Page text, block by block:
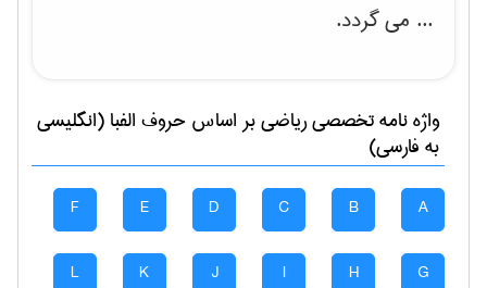
... می گردد.
واژه نامه تخصصیرياضیبر اساس حروف الفبا (انگلیسی
به فارسی)
A
B
C
D
E
F
G
H
I
J
K
L